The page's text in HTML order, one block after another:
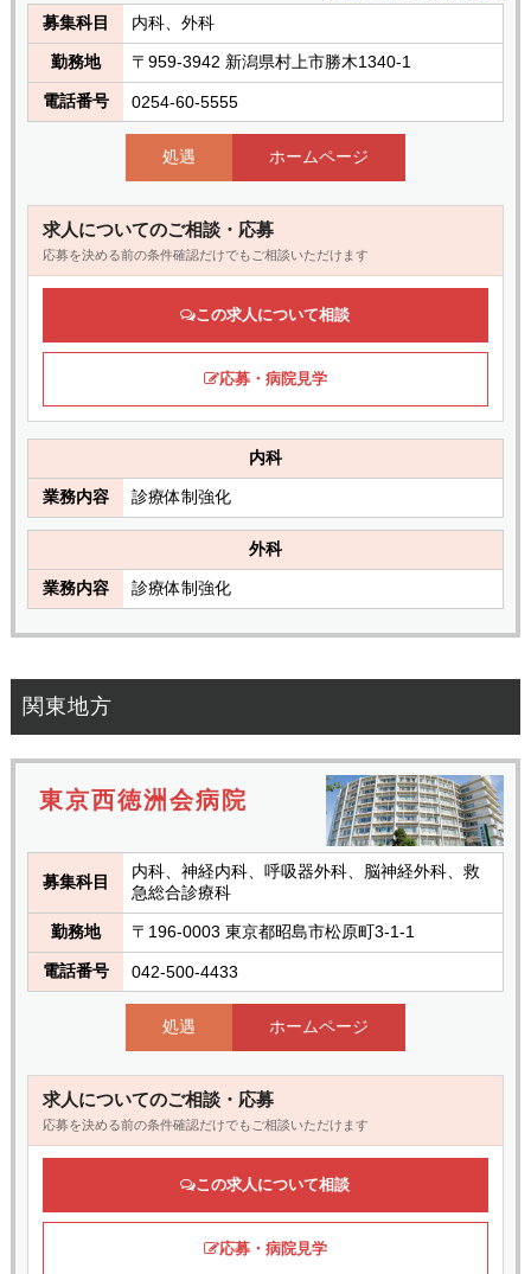
募集科目 内科、外科
勤務地 〒959-3942 新潟県村上市勝木1340-1
電話番号 0254-60-5555
処遇 ホームページ
求人についてのご相談・応募
応募を決める前の条件確認だけでもご相談いただけます
この求人について相談
応募・病院見学
内科
業務内容 診療体制強化
外科
業務内容 診療体制強化
関東地方
東京西徳洲会病院
募集科目
内科、神経内科、呼吸器外科、脳神経外科、救
急総合診療科
勤務地 〒196-0003 東京都昭島市松原町3-1-1
電話番号 042-500-4433
処遇 ホームページ
求人についてのご相談・応募
応募を決める前の条件確認だけでもご相談いただけます
この求人について相談
応募・病院見学